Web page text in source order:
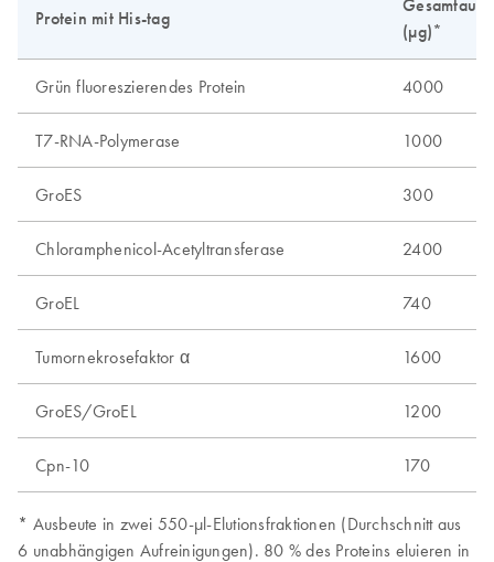
Protein mit His-tag
(µg)*
Grün fluoreszierendes Protein 4000
T7-RNA-Polymerase 1000
GroES 300
Chloramphenicol-Acetyltransferase 2400
GroEL 740
Tumornekrosefaktor α 1600
GroES/GroEL 1200
Cpn-10 170
* Ausbeute in zwei 550-µl-Elutionsfraktionen (Durchschnitt aus
6 unabhängigen Aufreinigungen). 80 % des Proteins eluieren in